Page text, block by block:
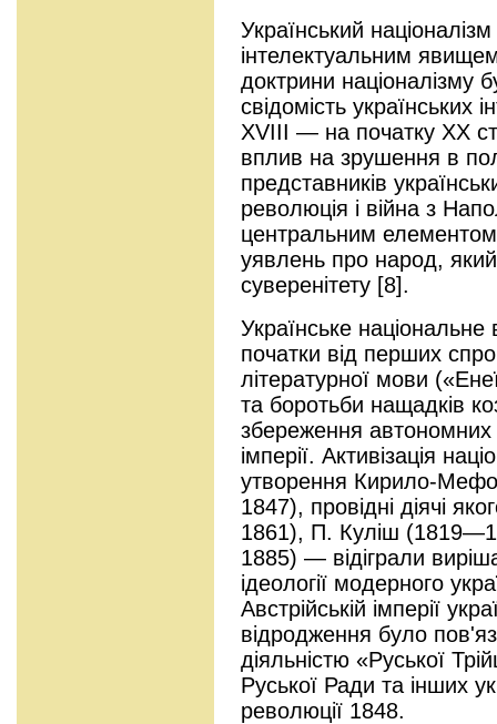
Український
інтелектуальним
доктрини націоналізму
свідомість українських
XVIII — на початку XX
вплив на зрушення в
представників
революція і війна з
центральним
уявлень про народ, який
суверенітету [8].
Українське
початки від перших
літературної мови
та боротьби нащадків
збереження автономних
імперії. Активізація
утворення Кирило-
1847), провідні діячі
1861), П. Куліш
1885) — відіграли
ідеології модерного
Австрійській імперії
відродження було
діяльністю «Руської
Руської Ради та інших
революції 1848.